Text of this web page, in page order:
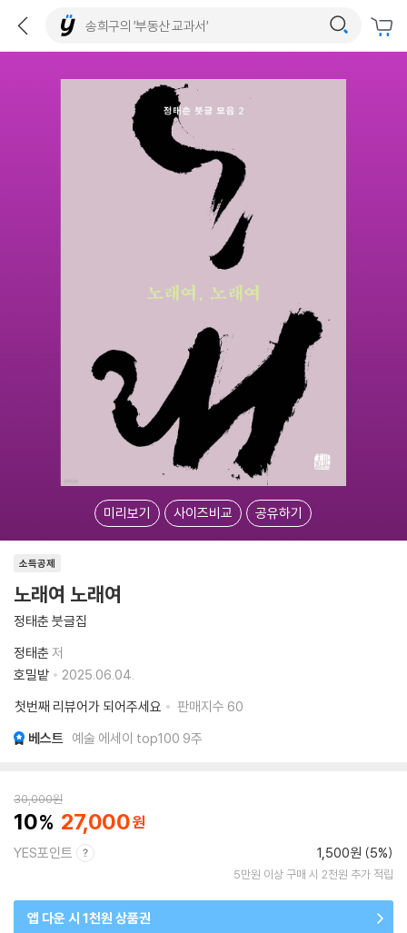
미리보기 사이즈비교 공유하기
소득공제
노래여 노래여
정태춘 붓글집
정태춘 저
호밀밭
2025.06.04.
첫번째 리뷰어가 되어주세요
판매지수 60
베스트 예술 에세이 top100 9주
30,000원
10 27,000
YES포인트 1,500원 (5%)
5만원 이상 구매 시 2천원 추가 적립
앱 다운 시 1천원 상품권